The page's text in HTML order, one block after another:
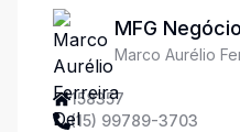
MFG
Marco Aurélio
158357
(15) 99789-3703